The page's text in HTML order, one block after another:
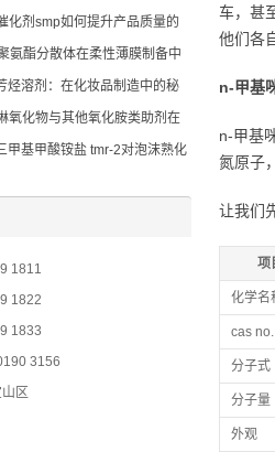
车，甚
他们各
n-甲基
n-甲基
氮原子
让我们
项
化学名
cas no.
分子式
分子量
外观
中的应用
化剂smp如何提升产品质量的
氨酯分散体在柔性薄膜制备中
烃溶剂：在化妆品制造中的秘
自然之美
氧化物与其他氧化胺类助剂在
与特点
甲基甲酸铵盐 tmr-2对泡沫熟化
1811
1822
1833
3156
区